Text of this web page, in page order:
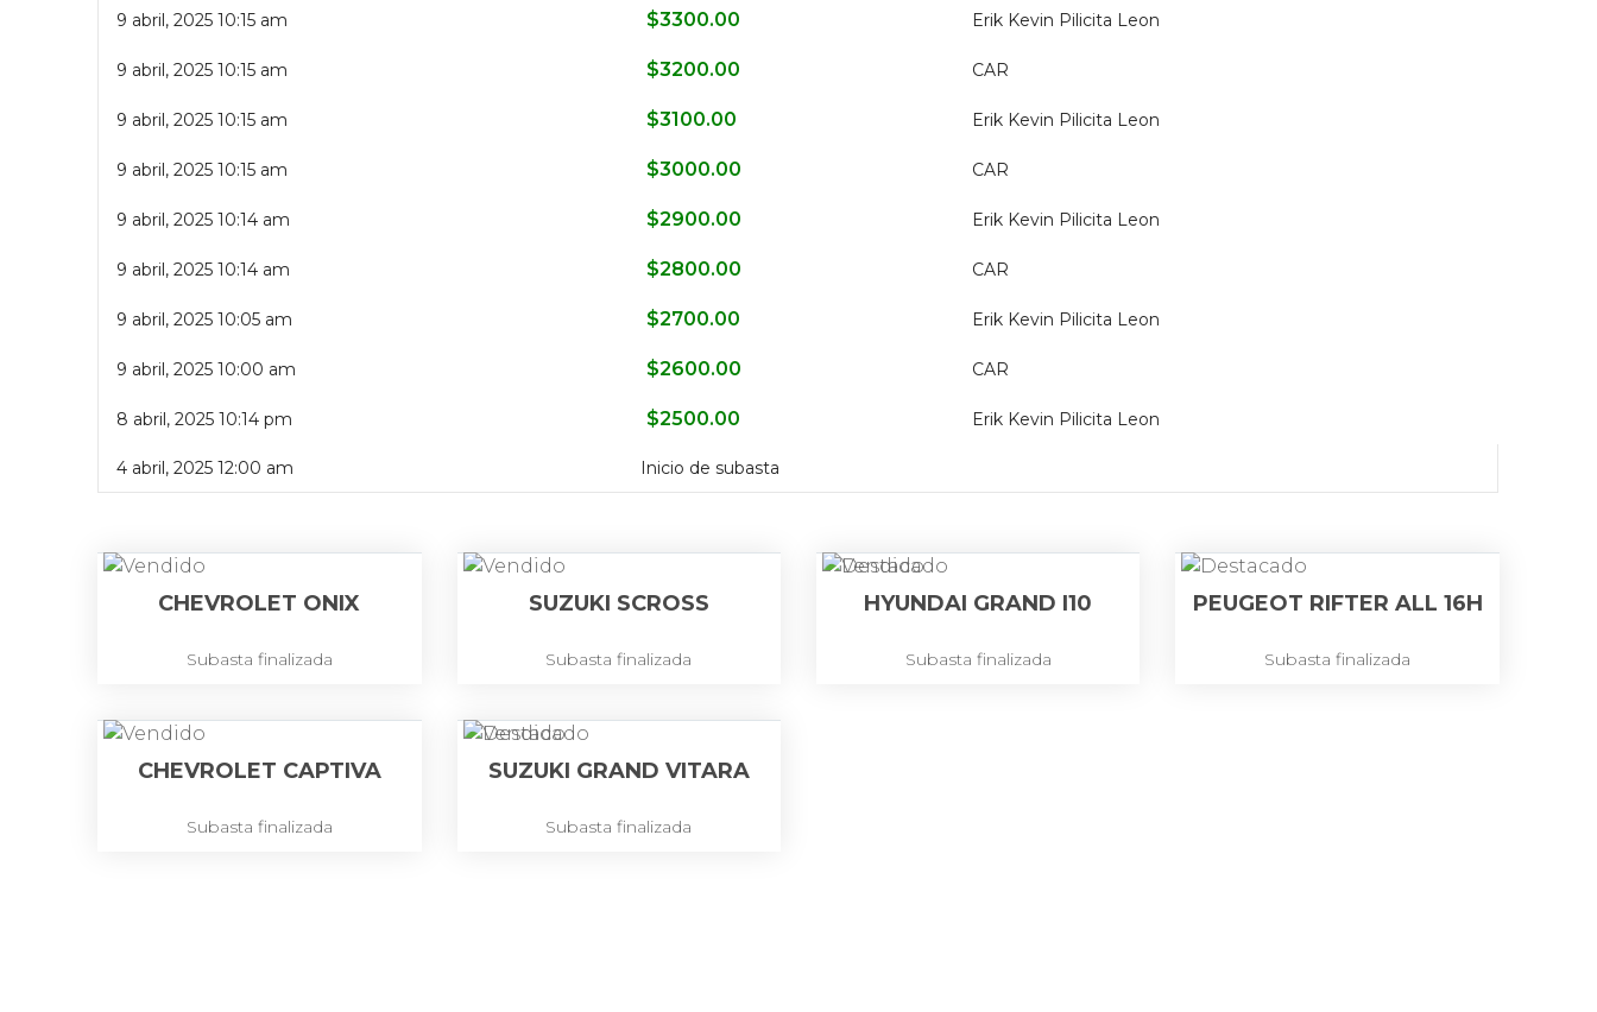
9 abril, 2025 10:15 am $3300.00 Erik Kevin Pilicita Leon
9 abril, 2025 10:15 am $3200.00 CAR
9 abril, 2025 10:15 am $3100.00 Erik Kevin Pilicita Leon
9 abril, 2025 10:15 am $3000.00 CAR
9 abril, 2025 10:14 am $2900.00 Erik Kevin Pilicita Leon
9 abril, 2025 10:14 am $2800.00 CAR
9 abril, 2025 10:05 am $2700.00 Erik Kevin Pilicita Leon
9 abril, 2025 10:00 am $2600.00 CAR
8 abril, 2025 10:14 pm $2500.00 Erik Kevin Pilicita Leon
4 abril, 2025 12:00 am Inicio de subasta
CHEVROLET ONIX
Subasta finalizada
SUZUKI SCROSS
Subasta finalizada
HYUNDAI GRAND I10
Subasta finalizada
PEUGEOT RIFTER ALL 16H
Subasta finalizada
CHEVROLET CAPTIVA
Subasta finalizada
SUZUKI GRAND VITARA
Subasta finalizada